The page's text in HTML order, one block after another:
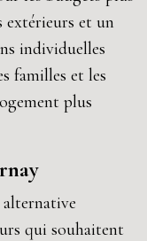
extérieurs et un
individuelles
familles et les
plus
qui souhaitent